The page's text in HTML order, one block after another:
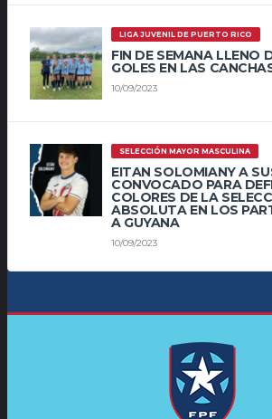
LIGA JUVENIL DE PUERTO RICO
FIN DE SEMANA LLENO
GOLES EN LAS
10/09/2023
SELECCIÓN MAYOR MASCULINA
EITAN SOLOMIANY A
CONVOCADO PARA
COLORES DE LA
ABSOLUTA EN LOS
A GUYANA
10/09/2023